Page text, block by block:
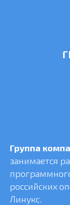
Группа
занимается
российских
Линукс.